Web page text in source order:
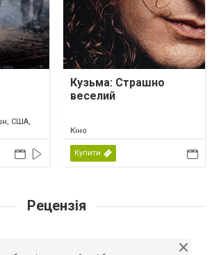
США,
Кузьма: Страшно
веселий
Кіно
Купити
Рецензія